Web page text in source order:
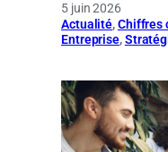
5 juin 2026
Actualité, Chiffres
Entreprise,